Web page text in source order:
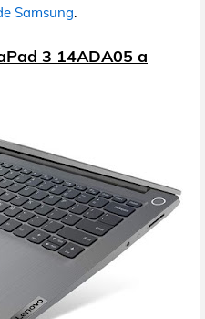
Samsung.
3 14ADA05 a